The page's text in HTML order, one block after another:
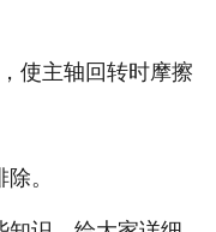
使主轴回转时摩擦
。